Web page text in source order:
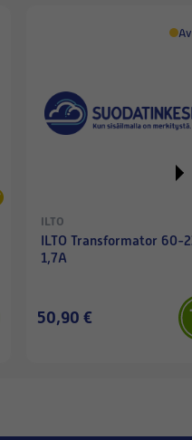
ILTO
ILTO Transformator 60-
1,7A
50,90 €